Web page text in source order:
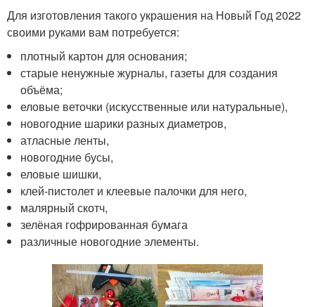
Для изготовления такого украшения на Новый Год 2022
своими руками вам потребуется:
плотный картон для основания;
старые ненужные журналы, газеты для создания
объёма;
еловые веточки (искусственные или натуральные),
новогодние шарики разных диаметров,
атласные ленты,
новогодние бусы,
еловые шишки,
клей-пистолет и клеевые палочки для него,
малярный скотч,
зелёная гофрированная бумага
различные новогодние элементы.